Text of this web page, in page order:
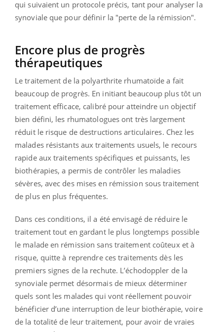
qui suivaient un protocole précis, tant pour analyser la
synoviale que pour définir la "perte de la rémission".
Encore plus de progrès
thérapeutiques
Le traitement de la polyarthrite rhumatoïde a fait
beaucoup de progrès. En initiant beaucoup plus tôt un
traitement efficace, calibré pour atteindre un objectif
bien défini, les rhumatologues ont très largement
réduit le risque de destructions articulaires. Chez les
malades résistants aux traitements usuels, le recours
rapide aux traitements spécifiques et puissants, les
biothérapies, a permis de contrôler les maladies
sévères, avec des mises en rémission sous traitement
de plus en plus fréquentes.
Dans ces conditions, il a été envisagé de réduire le
traitement tout en gardant le plus longtemps possible
le malade en rémission sans traitement coûteux et à
risque, quitte à reprendre ces traitements dès les
premiers signes de la rechute. L’échodoppler de la
synoviale permet désormais de mieux déterminer
quels sont les malades qui vont réellement pouvoir
bénéficier d’une interruption de leur biothérapie, voire
de la totalité de leur traitement, pour avoir de vraies